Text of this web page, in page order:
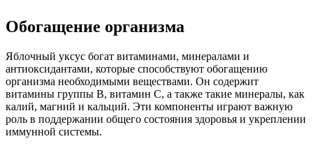
Обогащение организма
Яблочный уксус богат витаминами, минералами и
антиоксидантами, которые способствуют обогащению
организма необходимыми веществами. Он содержит
витамины группы B, витамин C, а также такие минералы, как
калий, магний и кальций. Эти компоненты играют важную
роль в поддержании общего состояния здоровья и укреплении
иммунной системы.